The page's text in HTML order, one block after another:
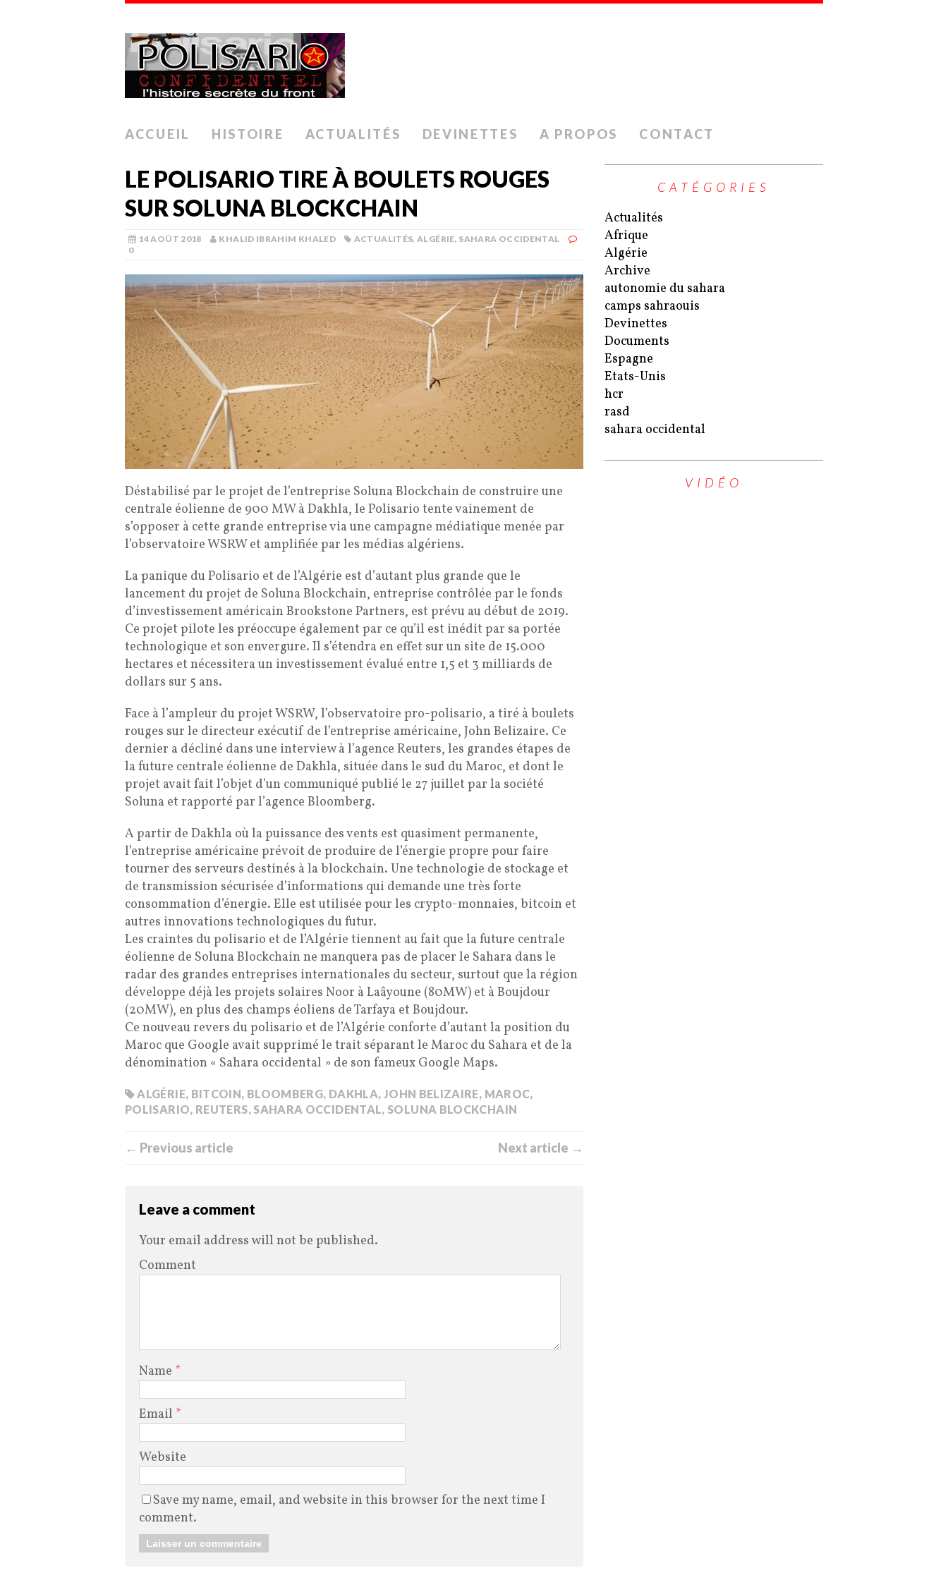
ACCUEIL HISTOIRE ACTUALITÉS DEVINETTES A PROPOS CONTACT
LE POLISARIO TIRE À BOULETS ROUGES
SUR SOLUNA BLOCKCHAIN
14 AOÛT 2018 KHALID IBRAHIM KHALED ACTUALITÉS,ALGÉRIE, SAHARA OCCIDENTAL
0
Déstabilisé par le projet de l’entreprise Soluna Blockchain de construire une
centrale éolienne de 900 MW à Dakhla, le Polisario tente vainement de
s’opposer à cette grande entreprise via une campagne médiatique menée par
l’observatoire WSRW et amplifiée par les médias algériens.
La panique du Polisario et de l’Algérie est d’autant plus grande que le
lancement du projet de Soluna Blockchain, entreprise contrôlée par le fonds
d’investissement américain Brookstone Partners, est prévu au début de 2019.
Ce projet pilote les préoccupe également par ce qu’il est inédit par sa portée
technologique et son envergure. Il s’étendra en effet sur un site de 15.000
hectares et nécessitera un investissement évalué entre 1,5 et 3 milliards de
dollars sur 5 ans.
Face à l’ampleur du projet WSRW, l’observatoire pro-polisario, a tiré à boulets
rouges sur le directeur exécutif de l’entreprise américaine, John Belizaire. Ce
dernier a décliné dans une interview à l’agence Reuters, les grandes étapes de
la future centrale éolienne de Dakhla, située dans le sud du Maroc, et dont le
projet avait fait l’objet d’un communiqué publié le 27 juillet par la société
Soluna et rapporté par l’agence Bloomberg.
A partir de Dakhla où la puissance des vents est quasiment permanente,
l’entreprise américaine prévoit de produire de l’énergie propre pour faire
tourner des serveurs destinés à la blockchain. Une technologie de stockage et
de transmission sécurisée d’informations qui demande une très forte
consommation d’énergie. Elle est utilisée pour les crypto-monnaies, bitcoin et
autres innovations technologiques du futur.
Les craintes du polisario et de l’Algérie tiennent au fait que la future centrale
éolienne de Soluna Blockchain ne manquera pas de placer le Sahara dans le
radar des grandes entreprises internationales du secteur, surtout que la région
développe déjà les projets solaires Noor à Laâyoune (80MW) et à Boujdour
(20MW), en plus des champs éoliens de Tarfaya et Boujdour.
Ce nouveau revers du polisario et de l’Algérie conforte d’autant la position du
Maroc que Google avait supprimé le trait séparant le Maroc du Sahara et de la
dénomination « Sahara occidental » de son fameux Google Maps.
ALGÉRIE, BITCOIN, BLOOMBERG, DAKHLA, JOHN BELIZAIRE, MAROC,
POLISARIO, REUTERS, SAHARA OCCIDENTAL, SOLUNA BLOCKCHAIN
← Previous article Next article →
Leave a comment
Your email address will not be published.
Comment
Name *
Email *
Website
Save my name, email, and website in this browser for the next time I
comment.
CATÉGORIES
Actualités
Afrique
Algérie
Archive
autonomie du sahara
camps sahraouis
Devinettes
Documents
Espagne
Etats-Unis
hcr
rasd
sahara occidental
VIDÉO